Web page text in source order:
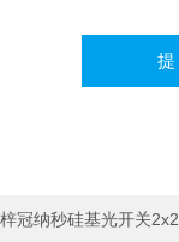
梓冠纳秒硅基光开关2x2